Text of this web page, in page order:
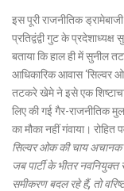
इस पूरी राजनीतिक
प्रतिद्वंद्वी गुट के
बताया कि हाल ही में सुनील
आधिकारिक आवास ‘सिल्वर
तटकरे खेमे ने इसे एक
लिए की गई गैर-राजनीतिक
का मौका नहीं गंवाया। रोहित
सिल्वर ओक की चाय
जब पार्टी के भीतर
समीकरण बदल रहे हैं, तो